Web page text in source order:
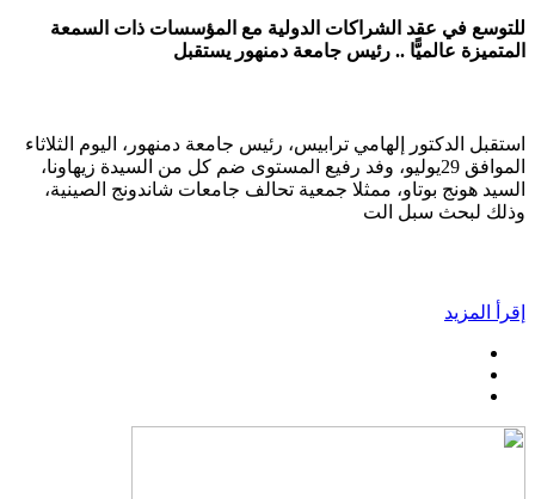
للتوسع في عقد الشراكات الدولية مع المؤسسات ذات السمعة
المتميزة عالميًّا .. رئيس جامعة دمنهور يستقبل
استقبل الدكتور إلهامي ترابيس، رئيس جامعة دمنهور، اليوم الثلاثاء
الموافق 29يوليو، وفد رفيع المستوى ضم كل من السيدة زيهاونا،
السيد هونج بوتاو، ممثلا جمعية تحالف جامعات شاندونج الصينية،
وذلك لبحث سبل الت
إقرأ المزيد